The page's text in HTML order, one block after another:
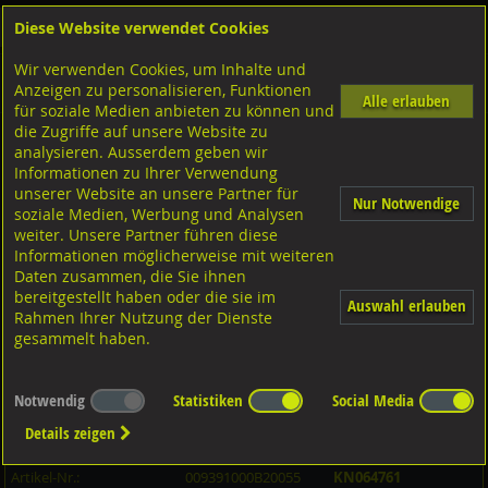
Shop Schrauben Diverse Schrauben
M-Gewinde
Diverse Ausführungen M-GewindeStiftschrauben 1,25d 10.9 blank
Stiftschrauben mit Festsitz, DIN939 10.9 blank M20x55
Artikel-Informationen
Artikel-Nr.:
009391000B20055
KN064761
Diese Website verwendet Cookies
Wir verwenden Cookies, um Inhalte und
Anzeigen zu personalisieren, Funktionen
für soziale Medien anbieten zu können und
die Zugriffe auf unsere Website zu
analysieren. Ausserdem geben wir
Informationen zu Ihrer Verwendung
unserer Website an unsere Partner für
soziale Medien, Werbung und Analysen
weiter. Unsere Partner führen diese
Informationen möglicherweise mit weiteren
Daten zusammen, die Sie ihnen
bereitgestellt haben oder die sie im
Rahmen Ihrer Nutzung der Dienste
gesammelt haben.
Alle erlauben
Nur Notwendige
Auswahl erlauben
Notwendig Statistiken
Social Media
Details zeigen